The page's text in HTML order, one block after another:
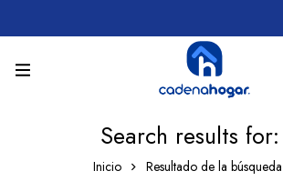
Search results
Inicio Resultado de la